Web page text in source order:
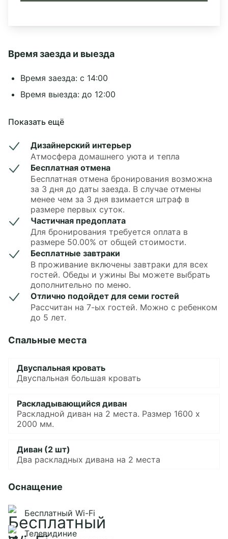
Время заезда и выезда
Время заезда: с 14:00
Время выезда: до 12:00
Показать ещё
Дизайнерский интерьер
Атмосфера домашнего уюта и тепла
Бесплатная отмена
Бесплатная отмена бронирования возможна
за 3 дня до даты заезда. В случае отмены
менее чем за 3 дня взимается штраф в
размере первых суток.
Частичная предоплата
Для бронирования требуется оплата в
размере 50.00% от общей стоимости.
Бесплатные завтраки
В проживание включены завтраки для всех
гостей. Обеды и ужины Вы можете выбрать
дополнительно по меню.
Отлично подойдет для семи гостей
Рассчитан на 7-ых гостей. Можно с ребенком
до 5 лет.
Спальные места
Двуспальная кровать
Двуспальная большая кровать
Раскладывающийся диван
Раскладной диван на 2 места. Размер 1600 х
2000 мм.
Диван (2 шт)
Два раскладных дивана на 2 места
Оснащение
Бесплатный Wi-Fi
Телевидиние